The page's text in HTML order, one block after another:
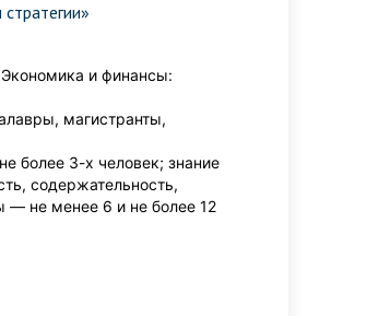
и финансы:
магистранты,
более 3-х человек; знание
содержательность,
— не менее 6 и не более 12